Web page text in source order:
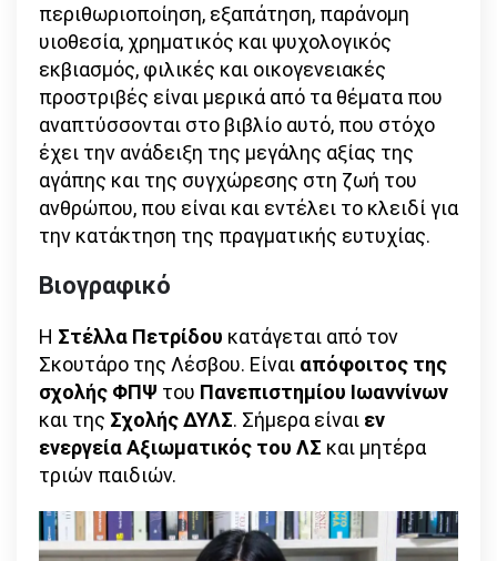
περιθωριοποίηση, εξαπάτηση, παράνομη
υιοθεσία, χρηματικός και ψυχολογικός
εκβιασμός, φιλικές και οικογενειακές
προστριβές είναι μερικά από τα θέματα που
αναπτύσσονται στο βιβλίο αυτό, που στόχο
έχει την ανάδειξη της μεγάλης αξίας της
αγάπης και της συγχώρεσης στη ζωή του
ανθρώπου, που είναι και εντέλει το κλειδί για
την κατάκτηση της πραγματικής ευτυχίας.
Βιογραφικό
Η Στέλλα Πετρίδου κατάγεται από τον
Σκουτάρο της Λέσβου. Είναι απόφοιτος της
σχολής ΦΠΨ του Πανεπιστημίου Ιωαννίνων
και της Σχολής ΔΥΛΣ. Σήμερα είναι εν
ενεργεία Αξιωματικός του ΛΣ και μητέρα
τριών παιδιών.